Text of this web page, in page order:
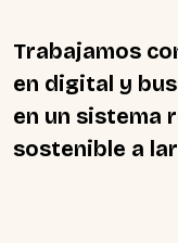
Trabajamos
en digital y
en un sistema
sostenible a